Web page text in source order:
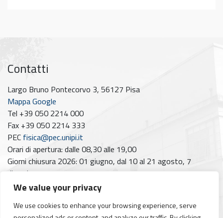
We value your privacy
We use cookies to enhance your browsing experience, serve
Contatti
Largo Bruno Pontecorvo 3, 56127 Pisa
Mappa Google
Tel +39 050 2214 000
Fax +39 050 2214 333
PEC fisica@pec.unipi.it
Orari di apertura: dalle 08,30 alle 19,00
Giorni chiusura 2026: 01 giugno, dal 10 al 21 agosto, 7
dicembre
Seguici su
Facebook
Instagram
YouTube
https://www.linkedin.com/company/dipartimento-di-fisica-unipi/posts/?feedView=all